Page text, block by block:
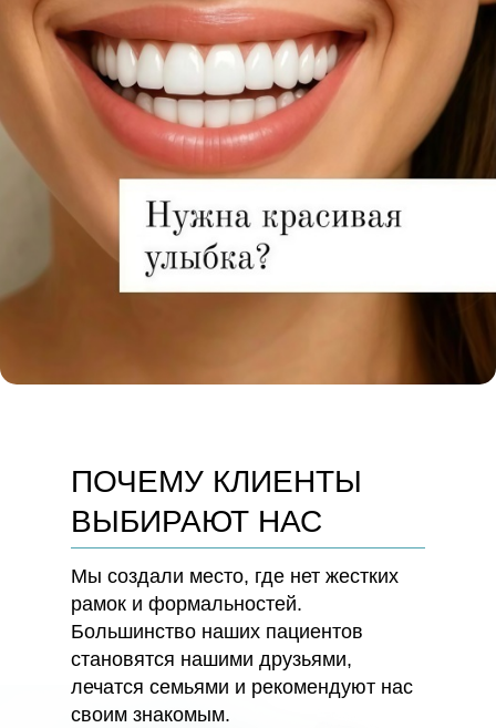
ПОЧЕМУ КЛИЕНТЫ
ВЫБИРАЮТ НАС
Мы создали место, где нет жестких
рамок и формальностей.
Большинство наших пациентов
становятся нашими друзьями,
лечатся семьями и рекомендуют нас
своим знакомым.